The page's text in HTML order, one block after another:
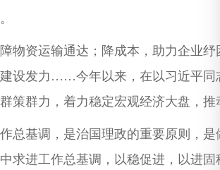
资运输通达；降成本，助力企业纾
设发力……今年以来，在以习近平同
策群力，着力稳定宏观经济大盘，
基调，是治国理政的重要原则，是
求进工作总基调，以稳促进，以进